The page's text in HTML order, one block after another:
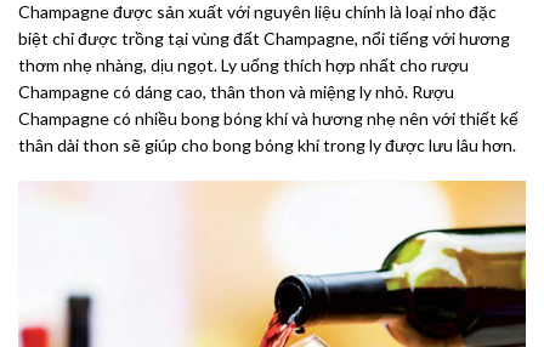
Champagne được sản xuất với nguyên liệu chính là loại nho đặc
biệt chỉ được trồng tại vùng đất Champagne, nổi tiếng với hương
thơm nhẹ nhàng, dịu ngọt. Ly uống thích hợp nhất cho rượu
Champagne có dáng cao, thân thon và miệng ly nhỏ. Rượu
Champagne có nhiều bong bóng khí và hương nhẹ nên với thiết kế
thân dài thon sẽ giúp cho bong bóng khí trong ly được lưu lâu hơn.